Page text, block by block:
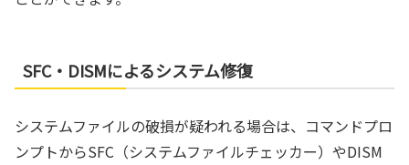
SFC・DISMによるシステム修復
システムファイルの破損が疑われる場合は、コマンドプロ
ンプトからSFC（システムファイルチェッカー）やDISM